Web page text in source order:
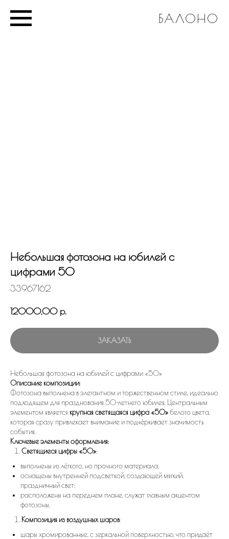
БАЛОНО
Небольшая фотозона на юбилей с
цифрами 50
33967162
12000,00 р.
ЗАКАЗАТЬ
Небольшая фотозона на юбилей с цифрами «50»
Описание композиции:
Фотозона выполнена в элегантном и торжественном стиле, идеально
подходящем для празднования 50-летнего юбилея. Центральным
элементом является крупная светящаяся цифра «50»белого цвета,
которая сразу привлекает внимание и подчёркивает значимость
события.
Ключевые элементы оформления:
Светящиеся цифры «50»:
выполнены из лёгкого, но прочного материала;
оснащены внутренней подсветкой, создающей мягкий,
праздничный свет;
расположены на переднем плане, служат главным акцентом
фотозоны.
Композиция из воздушных шаров:
шары хромированные, с зеркальной поверхностью, что придаёт